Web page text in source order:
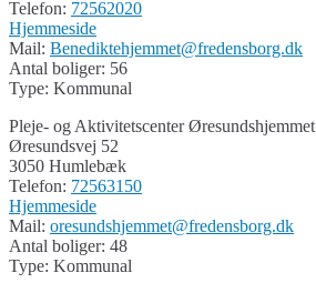
Telefon: 72562020
Hjemmeside
Mail: Benediktehjemmet@fredensborg.dk
Antal boliger: 56
Type: Kommunal
Pleje- og Aktivitetscenter Øresundshjemmet
Øresundsvej 52
3050 Humlebæk
Telefon: 72563150
Hjemmeside
Mail: oresundshjemmet@fredensborg.dk
Antal boliger: 48
Type: Kommunal